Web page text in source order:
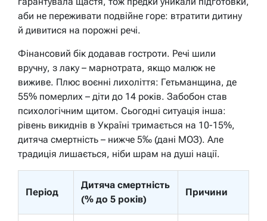
аби не переживати подвійне горе: втратити дитину
й дивитися на порожні речі.
Фінансовий бік додавав гостроти. Речі шили
вручну, з лаку – марнотрата, якщо малюк не
виживе. Плюс воєнні лихоліття: Гетьманщина, де
55% померлих – діти до 14 років. Забобон став
психологічним щитом. Сьогодні ситуація інша:
рівень викиднів в Україні тримається на 10-15%,
дитяча смертність – нижче 5‰ (дані МОЗ). Але
традиція лишається, ніби шрам на душі нації.
Період
Дитяча смертність
(% до 5 років)
Причини